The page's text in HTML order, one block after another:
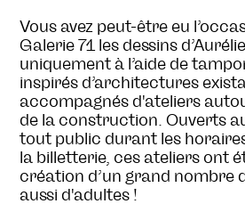
Vous avez peut-être eu
Galerie 71 les dessins
uniquement à l’aide de
inspirés d’architectures
accompagnés d'ateliers
de la construction. Ouverts
tout public durant les
la billetterie, ces ateliers ont
création d’un grand nombre
aussi d'adultes !